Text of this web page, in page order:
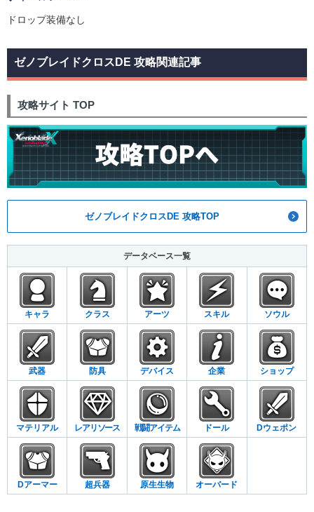
ドロップ装備なし
ゼノブレイドクロスDE 攻略関連記事
攻略サイト TOP
ゼノブレイドクロスDE 攻略TOP
データベース一覧
キャラ クラス アーツ スキル ソウル
武器 防具 デバイス 企業 ショップ
マテリアル レアリソース 戦闘アイテム ドール Dウェポン
Dアーマー 超兵器 原生生物 オーバード